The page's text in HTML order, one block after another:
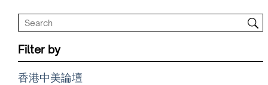
Filter by
香港中美論壇